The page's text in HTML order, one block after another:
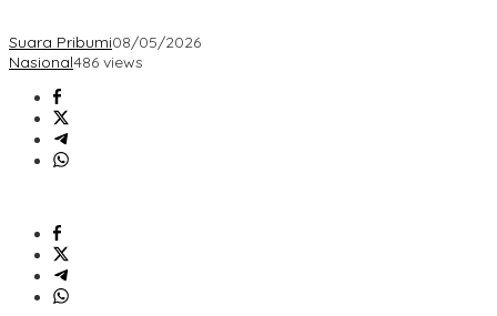
Suara Pribumi08/05/2026
Nasional486 views